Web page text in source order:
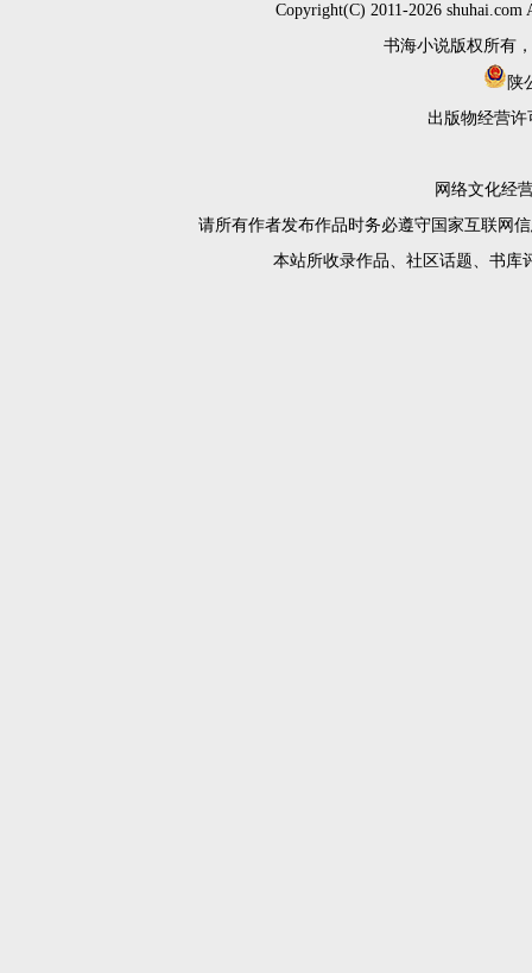
Copyright(C) 2011-2026
书海小说版权所有
陕
出版物经营许
网络文化经
请所有作者发布作品时务必遵守国家互联网
本站所收录作品、社区话题、书库